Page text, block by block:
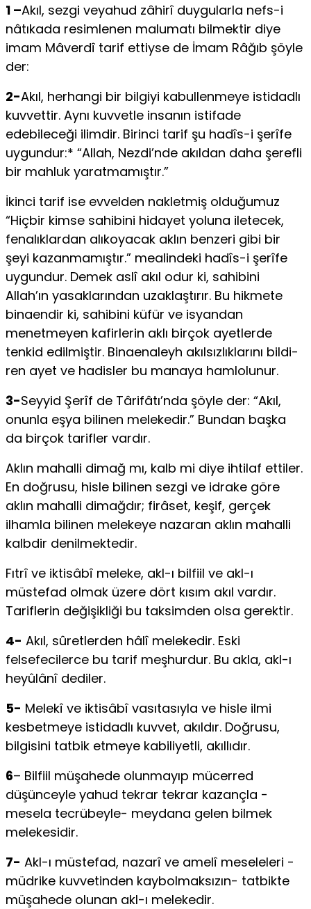
1 –Akıl, sezgi veyahud zâhirî duygularla nefs-i
nâtıkada resimlenen malumatı bilmektir diye
imam Mâverdî tarif ettiyse de İmam Râğıb şöyle
der:
2-Akıl, herhangi bir bilgiyi kabullenmeye istidadlı
kuvvettir. Aynı kuv­vetle insanın istifade
edebileceği ilimdir. Birinci tarif şu hadîs-i şerîfe
uygundur:* “Allah, Nezdi’nde akıldan daha şerefli
bir mahluk yaratmamıştır.”
İkinci tarif ise evvelden nakletmiş olduğumuz
“Hiçbir kimse sahibi­ni hidayet yoluna iletecek,
fenalıklardan alıkoyacak aklın benzeri gibi bir
şeyi kazanmamıştır.” mealindeki hadîs-i şerîfe
uygundur. Demek aslî akıl odur ki, sahibini
Allah’ın yasaklarından uzaklaştırır. Bu hikmete
binaendir ki, sahibini küfür ve isyandan
menetmeyen kafirlerin aklı birçok ayetlerde
tenkid edilmiştir. Binaenaleyh akılsızlıklarını bildi­
ren ayet ve hadisler bu manaya hamlolunur.
3-Seyyid Şerîf de Târifâtı’nda şöyle der: “Akıl,
onunla eşya bilinen melekedir.” Bundan başka
da birçok tarifler vardır.
Aklın mahalli dimağ mı, kalb mi diye ihtilaf ettiler.
En doğrusu, hisle bilinen sezgi ve idrake göre
aklın mahalli dimağdır; firâset, keşif, gerçek
ilhamla bilinen melekeye nazaran aklın mahalli
kalbdir denilmektedir.
Fıtrî ve iktisâbî meleke, akl-ı bilfiil ve akl-ı
müstefad olmak üzere dört kısım akıl vardır.
Tariflerin değişikliği bu taksimden olsa gerektir.
4- Akıl, sûretlerden hâlî melekedir. Eski
felsefecilerce bu tarif meş­hurdur. Bu akla, akl-ı
heyûlânî dediler.
5- Melekî ve iktisâbî vasıtasıyla ve hisle ilmi
kesbetmeye istidadlı kuvvet, akıldır. Doğrusu,
bilgisini tatbik etmeye kabiliyetli, akıllıdır.
6– Bilfiil müşahede olunmayıp mücerred
düşünceyle yahud tekrar tekrar kazançla -
mesela tecrübeyle- meydana gelen bilmek
melekesidir.
7- Akl-ı müstefad, nazarî ve amelî meseleleri -
müdrike kuvvetinden kaybolmaksızın- tatbikte
müşahede olunan akl-ı melekedir.